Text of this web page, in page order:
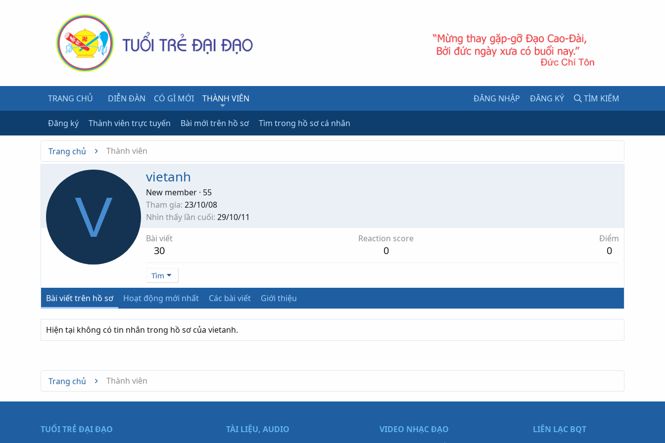
TRANG CHỦ DIỄN ĐÀN CÓ GÌ MỚI THÀNH VIÊN ĐĂNG NHẬP ĐĂNG KÝ TÌM KIẾM
Đăng ký Thành viên trực tuyến Bài mới trên hồ sơ Tìm trong hồ sơ cá nhân
Trang chủ Thành viên
V
vietanh
New member · 55
Tham gia 23/10/08
Nhìn thấy lần cuối 29/10/11
Bài viết
30
Reaction score
0
Điểm
0
Tìm
Bài viết trên hồ sơ Hoạt động mới nhất Các bài viết Giới thiệu
Hiện tại không có tin nhắn trong hồ sơ của vietanh.
Trang chủ Thành viên
TUỔI TRẺ ĐẠI ĐẠO TÀI LIỆU, AUDIO VIDEO NHẠC ĐẠO LIÊN LẠC BQT